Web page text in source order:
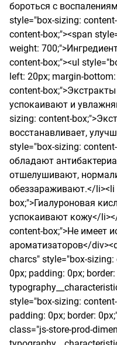
бороться с
style="box-sizing:
content-box;"><span
weight:
content-box;"><ul
left: 20px; margin-
content-
успокаивают и
sizing: content-
восстанавливает,
style="box-sizing:
обладают
отшелушивают,
обеззараживают.</li><li
box;">Гиалуроновая
успокаивают кожу</
content-box;">Не имеет
ароматизаторов</
charcs" style="box-
0px; padding: 0px;
style="box-sizing:
padding: 0px; border:
class="js-store-prod-